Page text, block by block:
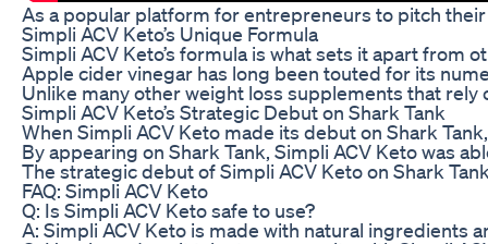
As a popular platform for entrepreneurs to pitch
Simpli ACV Keto’s Unique Formula
Simpli ACV Keto’s formula is what sets it apart
Apple cider vinegar has long been touted for its
Unlike many other weight loss supplements that
Simpli ACV Keto’s Strategic Debut on Shark Tank
When Simpli ACV Keto made its debut on Shark
By appearing on Shark Tank, Simpli ACV Keto was
The strategic debut of Simpli ACV Keto on Shark
FAQ: Simpli ACV Keto
Q: Is Simpli ACV Keto safe to use?
A: Simpli ACV Keto is made with natural ingredients